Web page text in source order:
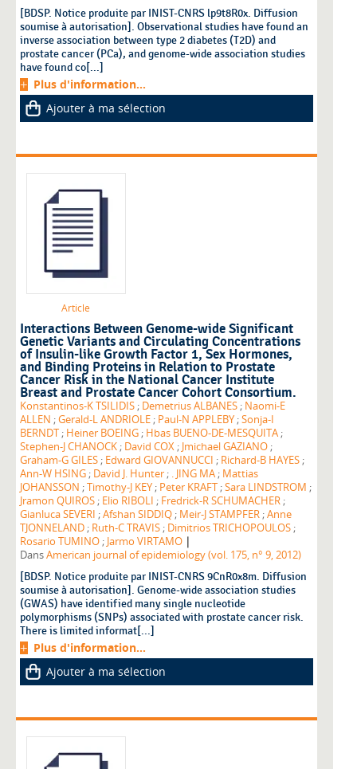
[BDSP. Notice produite par INIST-CNRS lp9t8R0x. Diffusion
soumise à autorisation]. Observational studies have found an
inverse association between type 2 diabetes (T2D) and
prostate cancer (PCa), and genome-wide association studies
have found co[...]
Plus d'information...
Ajouter à ma sélection
Article
Interactions Between Genome-wide Significant
Genetic Variants and Circulating Concentrations
of Insulin-like Growth Factor 1, Sex Hormones,
and Binding Proteins in Relation to Prostate
Cancer Risk in the National Cancer Institute
Breast and Prostate Cancer Cohort Consortium.
Konstantinos-K TSILIDIS ; Demetrius ALBANES ; Naomi-E
ALLEN ;Gerald-L ANDRIOLE ; Paul-N APPLEBY ;Sonja-I
BERNDT ; Heiner BOEING ; Hbas BUENO-DE-MESQUITA ;
Stephen-J CHANOCK ; David COX ; Jmichael GAZIANO ;
Graham-G GILES ; Edward GIOVANNUCCI ; Richard-B HAYES ;
Ann-W HSING ; David J. Hunter ; . JING MA ; Mattias
JOHANSSON ;Timothy-J KEY ; Peter KRAFT ;Sara LINDSTROM ;
Jramon QUIROS ; Elio RIBOLI ; Fredrick-R SCHUMACHER ;
Gianluca SEVERI ;Afshan SIDDIQ ; Meir-J STAMPFER ;Anne
TJONNELAND ; Ruth-C TRAVIS ; Dimitrios TRICHOPOULOS ;
Rosario TUMINO ; Jarmo VIRTAMO |
DansAmerican journal of epidemiology (vol. 175, n° 9, 2012)
[BDSP. Notice produite par INIST-CNRS 9CnR0x8m. Diffusion
soumise à autorisation]. Genome-wide association studies
(GWAS) have identified many single nucleotide
polymorphisms (SNPs) associated with prostate cancer risk.
There is limited informat[...]
Plus d'information...
Ajouter à ma sélection